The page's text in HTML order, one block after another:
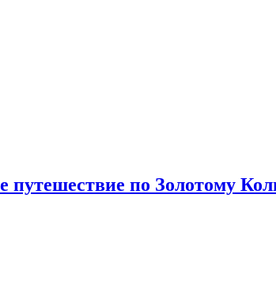
путешествие по Золотому